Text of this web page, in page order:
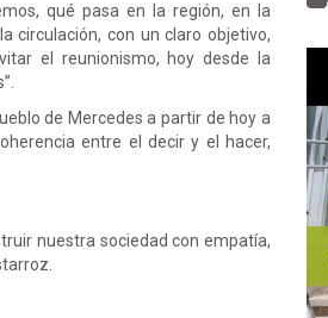
qué pasa en la región, en la
circulación, con un claro objetivo,
el reunionismo, hoy desde la
de Mercedes a partir de hoy a
entre el decir y el hacer,
nuestra sociedad con empatía,